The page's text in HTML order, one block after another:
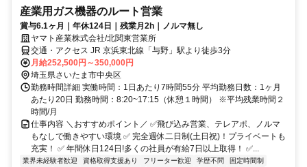
産業用ガス機器のルート営業
賞与6.1ヶ月｜年休124日｜残業月2h｜ノルマ無し
ヤマト産業株式会社/北関東営業所
交通・アクセス JR 京浜東北線「与野」駅より徒歩3分
月給252,500円～350,000円
埼玉県さいたま市中央区
勤務時間詳細 実働時間：1日あたり7時間55分 平均勤務日数：1ヶ月
あたり20日 勤務時間：8:20~17:15（休憩１時間） ※平均残業時間２
時間/月
仕事内容 ＼おすすめポイント／ ✅飛び込み営業、テレアポ、ノルマ
もなしで働きやすい環境 ✅️ 完全週休二日制(土日祝)！プライベートも
充実！ ✅️ 年間休日124日!多くの社員が有給7日以上取得！ ✅...
業界未経験者歓迎 資格取得支援あり フリーター歓迎 学歴不問
固定時間制